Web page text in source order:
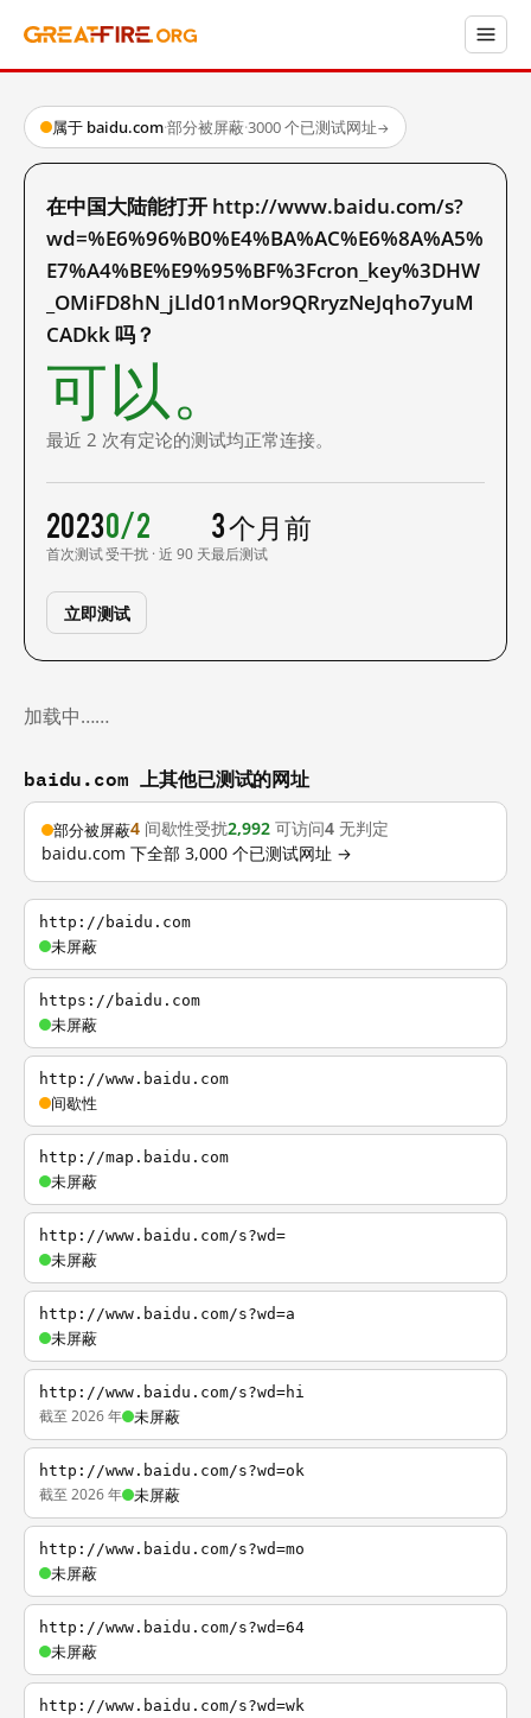
属于 baidu.com·部分被屏蔽·3000 个已测试网址→
在中国大陆能打开 http://www.baidu.com/s?
wd=%E6%96%B0%E4%BA%AC%E6%8A%A5%
E7%A4%BE%E9%95%BF%3Fcron_key%3DHW
_OMiFD8hN_jLld01nMor9QRryzNeJqho7yuM
CADkk 吗？
可以。
最近 2 次有定论的测试均正常连接。
2023
首次测试
0/2
受干扰 · 近 90 天
3 个月前
最后测试
立即测试
加载中……
baidu.com 上其他已测试的网址
部分被屏蔽4 间歇性受扰2,992 可访问4 无判定
baidu.com 下全部 3,000 个已测试网址 →
http://baidu.com
未屏蔽
https://baidu.com
未屏蔽
http://www.baidu.com
间歇性
http://map.baidu.com
未屏蔽
http://www.baidu.com/s?wd=
未屏蔽
http://www.baidu.com/s?wd=a
未屏蔽
http://www.baidu.com/s?wd=hi
截至 2026 年 未屏蔽
http://www.baidu.com/s?wd=ok
截至 2026 年 未屏蔽
http://www.baidu.com/s?wd=mo
未屏蔽
http://www.baidu.com/s?wd=64
未屏蔽
http://www.baidu.com/s?wd=wk